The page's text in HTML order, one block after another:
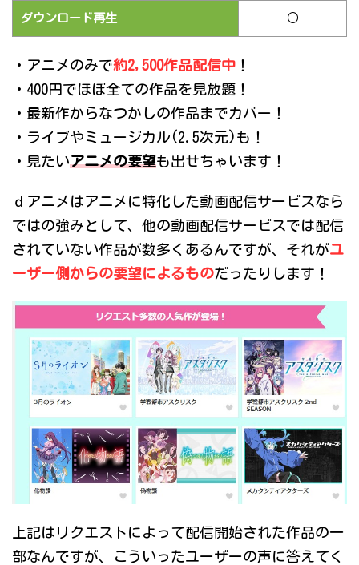
ダウンロード再生 ○
・アニメのみで約2,500作品配信中 ！
・400円でほぼ全ての作品を見放題！
・最新作からなつかしの作品までカバー！
・ライブやミュージカル(2.5次元)も！
・見たいアニメの要望も出せちゃいます！
ｄアニメはアニメに特化した動画配信サービスなら
ではの強みとして、他の動画配信サービスでは配信
されていない作品が数多くあるんですが、それがユ
ーザー側からの要望によるものだったりします！
上記はリクエストによって配信開始された作品の一
部なんですが、こういったユーザーの声に答えてく